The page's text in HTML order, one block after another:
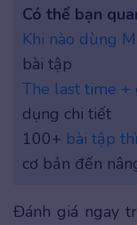
Có thể bạn
Khi nào dùng
bài tập
The last time +
dụng chi tiết
100+ bài tập
cơ bản đến
Đánh giá ngay